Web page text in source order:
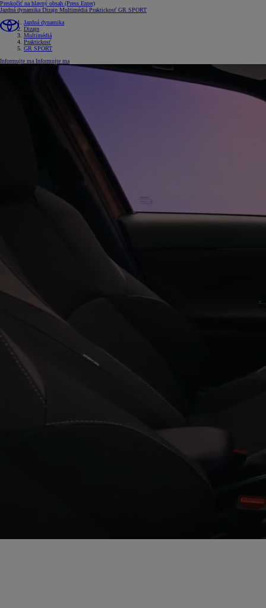
Preskočiť na hlavný obsah (Press Enter)
Jazdná dynamika Dizajn Multimédiá Praktickosť GR SPORT
Jazdná dynamika
Dizajn
Multimédiá
Praktickosť
GR SPORT
Informujte ma Informujte ma